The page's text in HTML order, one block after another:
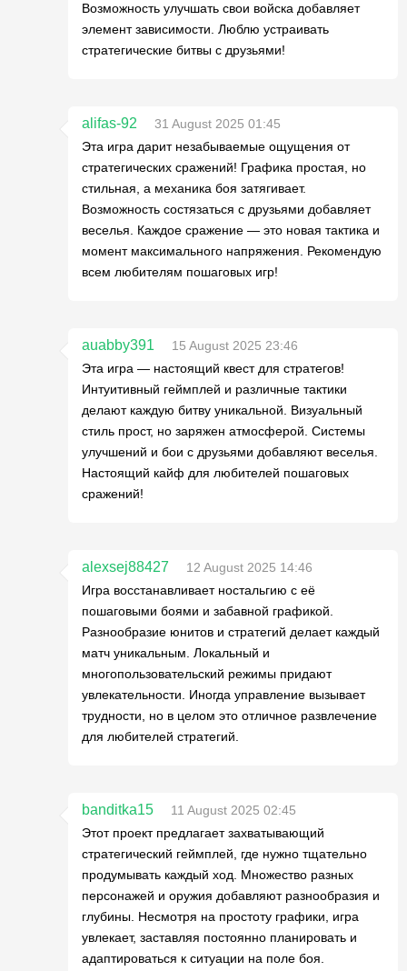
Возможность улучшать свои войска добавляет
элемент зависимости. Люблю устраивать
стратегические битвы с друзьями!
alifas-92
31 August 2025 01:45
Эта игра дарит незабываемые ощущения от
стратегических сражений! Графика простая, но
стильная, а механика боя затягивает.
Возможность состязаться с друзьями добавляет
веселья. Каждое сражение — это новая тактика и
момент максимального напряжения. Рекомендую
всем любителям пошаговых игр!
auabby391
15 August 2025 23:46
Эта игра — настоящий квест для стратегов!
Интуитивный геймплей и различные тактики
делают каждую битву уникальной. Визуальный
стиль прост, но заряжен атмосферой. Системы
улучшений и бои с друзьями добавляют веселья.
Настоящий кайф для любителей пошаговых
сражений!
alexsej88427
12 August 2025 14:46
Игра восстанавливает ностальгию с её
пошаговыми боями и забавной графикой.
Разнообразие юнитов и стратегий делает каждый
матч уникальным. Локальный и
многопользовательский режимы придают
увлекательности. Иногда управление вызывает
трудности, но в целом это отличное развлечение
для любителей стратегий.
banditka15
11 August 2025 02:45
Этот проект предлагает захватывающий
стратегический геймплей, где нужно тщательно
продумывать каждый ход. Множество разных
персонажей и оружия добавляют разнообразия и
глубины. Несмотря на простоту графики, игра
увлекает, заставляя постоянно планировать и
адаптироваться к ситуации на поле боя.